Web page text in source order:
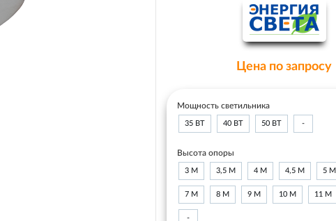
Цена по запросу
Мощность светильника
35 ВТ 40 ВТ 50 ВТ -
Высота опоры
3 М 3,5 М 4 М 4,5 М 5 М
7 М 8 М 9 М 10 М 11 М
-